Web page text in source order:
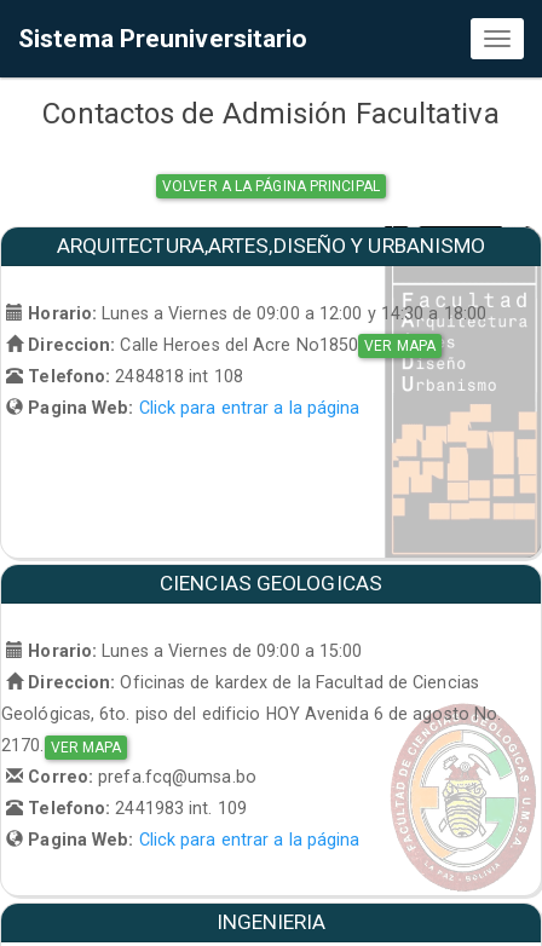
Sistema Preuniversitario
Contactos de Admisión Facultativa
VOLVER A LA PÁGINA PRINCIPAL
ARQUITECTURA,ARTES,DISEÑO Y URBANISMO
Horario:
Lunes a Viernes de 09:00 a 12:00 y 14:30 a 18:00
Direccion: Calle Heroes del Acre No1850 VER MAPA
Telefono: 2484818 int 108
Pagina Web: Click para entrar a la página
CIENCIAS GEOLOGICAS
Horario: Lunes a Viernes de 09:00 a 15:00
Direccion: Oficinas de kardex de la Facultad de Ciencias
Geológicas, 6to. piso del edificio HOY Avenida 6 de agosto No.
2170. VER MAPA
Correo:prefa.fcq@umsa.bo
Telefono:2441983 int. 109
Pagina Web: Click para entrar a la página
INGENIERIA